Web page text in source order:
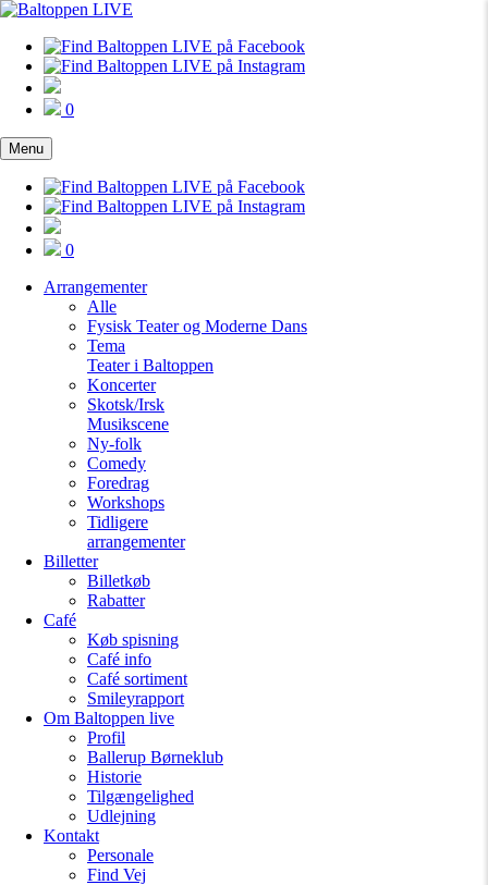
0
Menu
0
Arrangementer
Alle
Fysisk Teater og Moderne Dans
Tema
Teater i Baltoppen
Koncerter
Skotsk/Irsk
Musikscene
Ny-folk
Comedy
Foredrag
Workshops
Tidligere
arrangementer
Billetter
Billetkøb
Rabatter
Café
Køb spisning
Café info
Café sortiment
Smileyrapport
Om Baltoppen live
Profil
Ballerup Børneklub
Historie
Tilgængelighed
Udlejning
Kontakt
Personale
Find Vej